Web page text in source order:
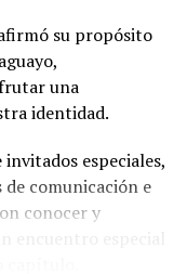
su propósito
una
identidad.
especiales,
comunicación e
conocer y